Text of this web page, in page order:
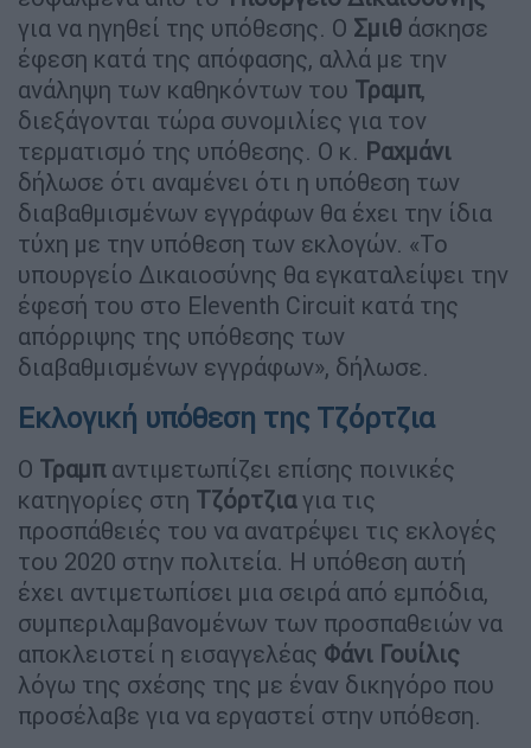
για να ηγηθεί της υπόθεσης. Ο Σμιθ άσκησε
έφεση κατά της απόφασης, αλλά με την
ανάληψη των καθηκόντων του Τραμπ,
διεξάγονται τώρα συνομιλίες για τον
τερματισμό της υπόθεσης. Ο κ. Ραχμάνι
δήλωσε ότι αναμένει ότι η υπόθεση των
διαβαθμισμένων εγγράφων θα έχει την ίδια
τύχη με την υπόθεση των εκλογών. «Το
υπουργείο Δικαιοσύνης θα εγκαταλείψει την
έφεσή του στο Eleventh Circuit κατά της
απόρριψης της υπόθεσης των
διαβαθμισμένων εγγράφων», δήλωσε.
Εκλογική υπόθεση της Τζόρτζια
Ο Τραμπαντιμετωπίζει επίσης ποινικές
κατηγορίες στη Τζόρτζιαγια τις
προσπάθειές του να ανατρέψει τις εκλογές
του 2020 στην πολιτεία. Η υπόθεση αυτή
έχει αντιμετωπίσει μια σειρά από εμπόδια,
συμπεριλαμβανομένων των προσπαθειών να
αποκλειστεί η εισαγγελέας Φάνι Γουίλις
λόγω της σχέσης της με έναν δικηγόρο που
προσέλαβε για να εργαστεί στην υπόθεση.